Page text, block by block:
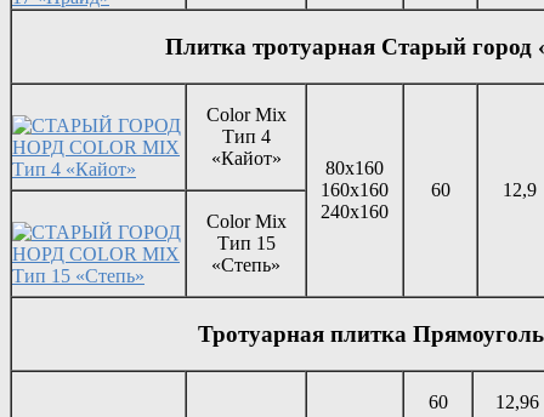
Плитка тротуарная Старый город
Color Mix
Тип 4
«Кайот»
80х160
160х160
240х160
60
12,9
Color Mix
Тип 15
«Степь»
Тротуарная плитка
60 12,96